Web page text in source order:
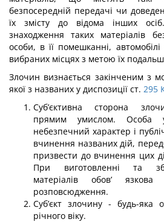
безпосередній передачі чи
їх змісту до відома інших
знаходження таких матеріалів
особи, в її помешканні,
вибраних місцях з метою їх
Злочин визнається закінченим з
якої з названих у диспо­зиції ст. 295
Суб’єктивна сторона
прямим умислом. Особа
небезпечний характер і
вчинення названих дій,
призвести до вчинення цих
При виготовленні та
матеріалів обов’
розповсюдження.
Суб’єкт злочину - будь-яка
річного віку.